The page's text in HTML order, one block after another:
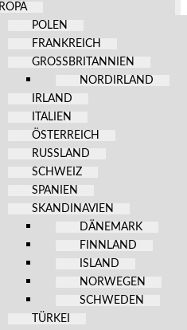
POLEN
FRANKREICH
GROSSBRITANNIEN
NORDIRLAND
IRLAND
ITALIEN
ÖSTERREICH
RUSSLAND
SCHWEIZ
SPANIEN
SKANDINAVIEN
DÄNEMARK
FINNLAND
ISLAND
NORWEGEN
SCHWEDEN
TÜRKEI